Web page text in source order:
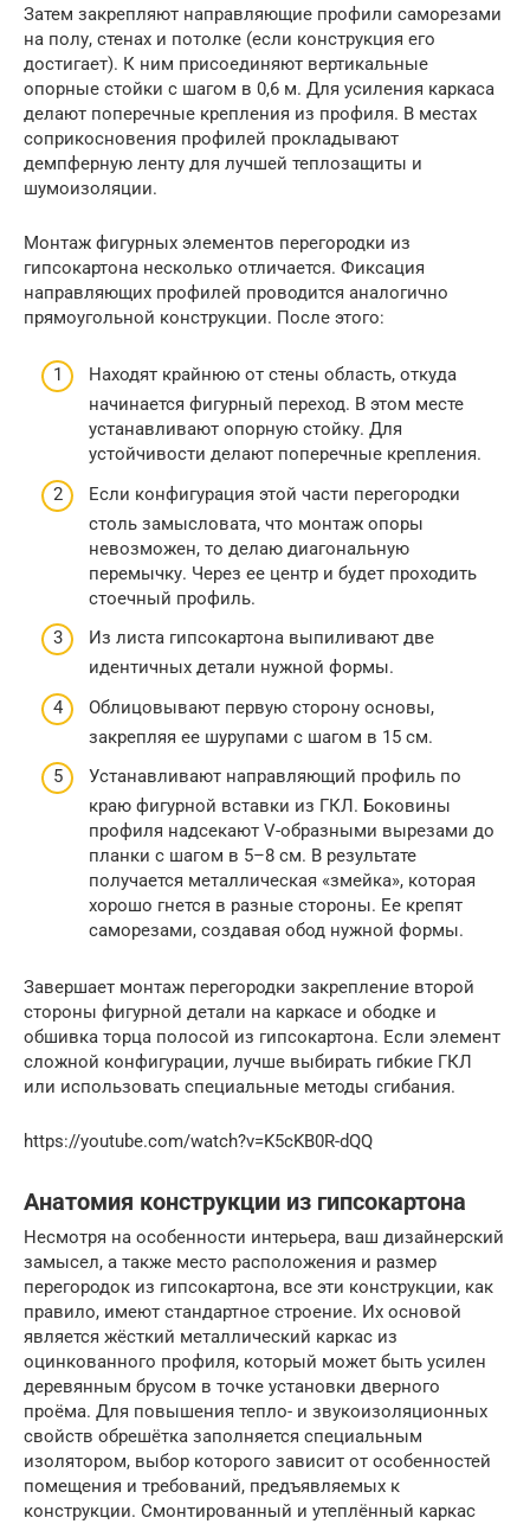
Затем закрепляют направляющие профили саморезами
на полу, стенах и потолке (если конструкция его
достигает). К ним присоединяют вертикальные
опорные стойки с шагом в 0,6 м. Для усиления каркаса
делают поперечные крепления из профиля. В местах
соприкосновения профилей прокладывают
демпферную ленту для лучшей теплозащиты и
шумоизоляции.
Монтаж фигурных элементов перегородки из
гипсокартона несколько отличается. Фиксация
направляющих профилей проводится аналогично
прямоугольной конструкции. После этого:
Находят крайнюю от стены область, откуда
начинается фигурный переход. В этом месте
устанавливают опорную стойку. Для
устойчивости делают поперечные крепления.
Если конфигурация этой части перегородки
столь замысловата, что монтаж опоры
невозможен, то делаю диагональную
перемычку. Через ее центр и будет проходить
стоечный профиль.
Из листа гипсокартона выпиливают две
идентичных детали нужной формы.
Облицовывают первую сторону основы,
закрепляя ее шурупами с шагом в 15 см.
Устанавливают направляющий профиль по
краю фигурной вставки из ГКЛ. Боковины
профиля надсекают V-образными вырезами до
планки с шагом в 5–8 см. В результате
получается металлическая «змейка», которая
хорошо гнется в разные стороны. Ее крепят
саморезами, создавая обод нужной формы.
Завершает монтаж перегородки закрепление второй
стороны фигурной детали на каркасе и ободке и
обшивка торца полосой из гипсокартона. Если элемент
сложной конфигурации, лучше выбирать гибкие ГКЛ
или использовать специальные методы сгибания.
https://youtube.com/watch?v=K5cKB0R-dQQ
Анатомия конструкции из гипсокартона
Несмотря на особенности интерьера, ваш дизайнерский
замысел, а также место расположения и размер
перегородок из гипсокартона, все эти конструкции, как
правило, имеют стандартное строение. Их основой
является жёсткий металлический каркас из
оцинкованного профиля, который может быть усилен
деревянным брусом в точке установки дверного
проёма. Для повышения тепло- и звукоизоляционных
свойств обрешётка заполняется специальным
изолятором, выбор которого зависит от особенностей
помещения и требований, предъявляемых к
конструкции. Смонтированный и утеплённый каркас